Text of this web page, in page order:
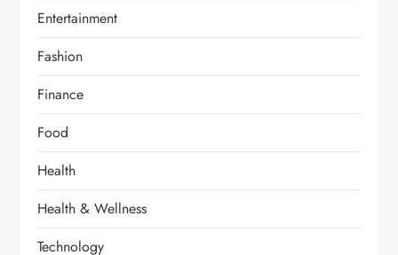
Entertainment
Fashion
Finance
Food
Health
Health & Wellness
Technology